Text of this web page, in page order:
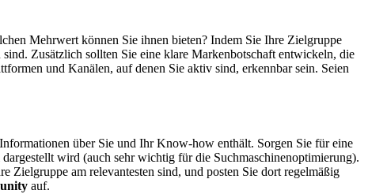
Mehrwert können Sie ihnen bieten? Indem Sie Ihre Zielgruppe
Zusätzlich sollten Sie eine klare Markenbotschaft entwickeln, die
und Kanälen, auf denen Sie aktiv sind, erkennbar sein. Seien
über Sie und Ihr Know-how enthält. Sorgen Sie für eine
wird (auch sehr wichtig für die Suchmaschinenoptimierung).
Zielgruppe am relevantesten sind, und posten Sie dort regelmäßig
auf.